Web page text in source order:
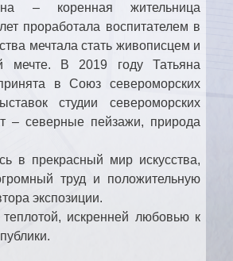
– коренная жительница
проработала воспитателем в
мечтала стать живописцем и
мечте. В 2019 году Татьяна
в Союз североморских
студии североморских
– северные пейзажи, природа
в прекрасный мир искусства,
труд и положительную
экспозиции.
искренней любовью к